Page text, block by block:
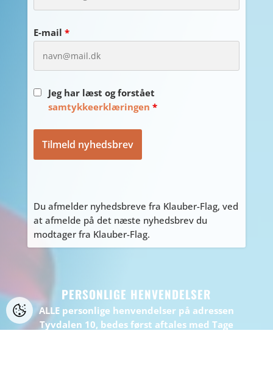
E-mail *
Jeg har læst og forstået
samtykkeerklæringen *
Du afmelder nyhedsbreve fra Klauber-Flag, ved
at afmelde på det næste nyhedsbrev du
modtager fra Klauber-Flag.
PERSONLIGE HENVENDELSER
ALLE personlige henvendelser på adressen
Tyvdalen 10, bedes først aftales med Tage